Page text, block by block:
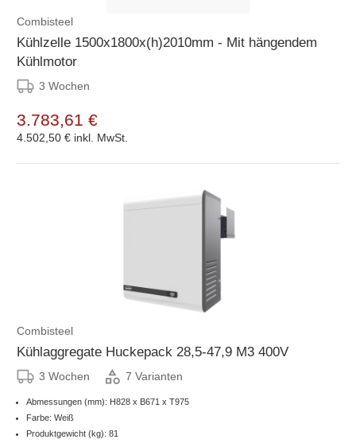
Combisteel
Kühlzelle 1500x1800x(h)2010mm - Mit hängendem
Kühlmotor
3 Wochen
3.783,61 €
4.502,50 € inkl. MwSt.
Combisteel
Kühlaggregate Huckepack 28,5-47,9 M3 400V
3 Wochen 7 Varianten
Abmessungen (mm): H828 x B671 x T975
Farbe: Weiß
Produktgewicht (kg): 81